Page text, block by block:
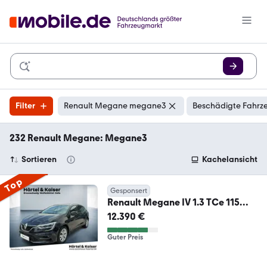
Filter Renault Megane megane3 Beschädigte
232 Renault Megane: Megane3
Sortieren Kachelansicht
Top Gesponsert
Renault Megane IV 1.3 TCe 115
Grandtour Zen GPF
12.390 €
Guter Preis